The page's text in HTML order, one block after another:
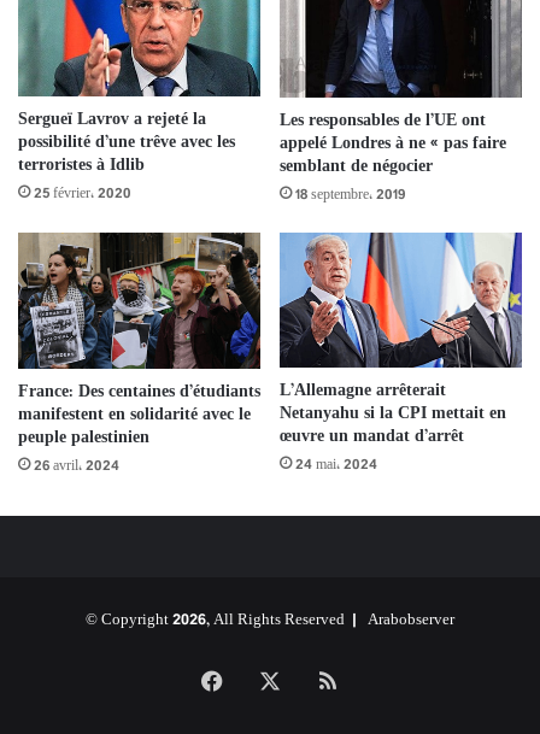
Sergueï Lavrov a rejeté la
possibilité d’une trêve avec les
terroristes à Idlib
25 février، 2020
Les responsables de l’UE ont
appelé Londres à ne « pas faire
semblant de négocier
18 septembre، 2019
France: Des centaines d’étudiants
manifestent en solidarité avec le
peuple palestinien
26 avril، 2024
L’Allemagne arrêterait
Netanyahu si la CPI mettait en
œuvre un mandat d’arrêt
24 mai، 2024
© Copyright 2026, All Rights Reserved | Arabobserver
Facebook